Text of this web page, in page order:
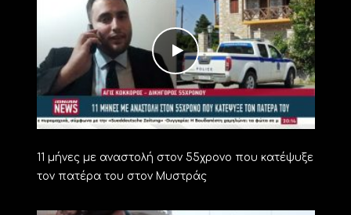
11 μήνες με αναστολή στον 55χρονο που κατέψυξε
τον πατέρα του στον Μυστράς